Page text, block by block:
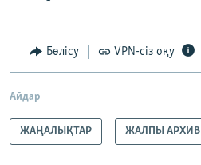
Бөлісу VPN-сіз оқу
Айдар
ЖАҢАЛЫҚТАР ЖАЛПЫ АРХИВ